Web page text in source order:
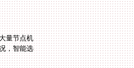
量节点机
，智能选